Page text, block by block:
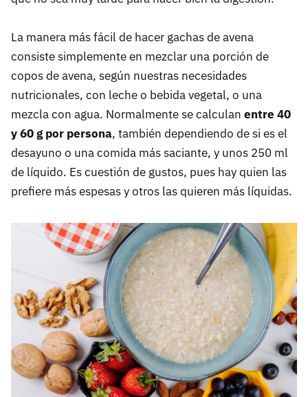
La manera más fácil de hacer gachas de avena
consiste simplemente en mezclar una porción de
copos de avena, según nuestras necesidades
nutricionales, con leche o bebida vegetal, o una
mezcla con agua. Normalmente se calculan entre 40
y 60 g por persona, también dependiendo de si es el
desayuno o una comida más saciante, y unos 250 ml
de líquido. Es cuestión de gustos, pues hay quien las
prefiere más espesas y otros las quieren más líquidas.